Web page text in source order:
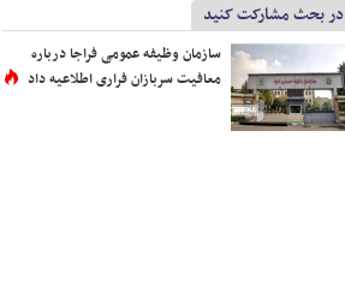
در بحث مشارکت کنید
سازمان وظیفه عمومی فراجا درباره
معافیت سربازان فراری اطلاعیه داد